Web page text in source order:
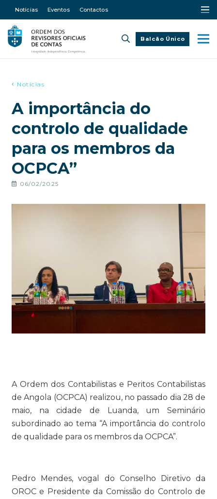
Notícias Eventos Contactos
Balcão Único
Notícias
A importância do
controlo de qualidade
para os membros da
OCPCA”
06/02/2025
A Ordem dos Contabilistas e Peritos Contabilistas
de Angola (OCPCA) realizou, no passado dia 28 de
maio, na cidade de Luanda, um Seminário
subordinado ao tema “A importância do controlo
de qualidade para os membros da OCPCA”.
Pedro Mendes, vogal do Conselho Diretivo da
OROC e Presidente da Comissão do Controlo de